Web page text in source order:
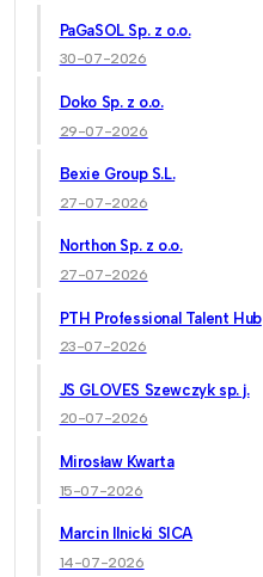
PaGaSOL Sp. z o.o.
30-07-2026
Doko Sp. z o.o.
29-07-2026
Bexie Group S.L.
27-07-2026
Northon Sp. z o.o.
27-07-2026
PTH Professional Talent Hub
23-07-2026
JS GLOVES Szewczyk sp. j.
20-07-2026
Mirosław Kwarta
15-07-2026
Marcin Ilnicki SICA
14-07-2026